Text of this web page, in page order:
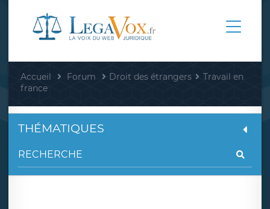
Accueil Forum Droit des étrangers
Travail en
france
THÉMATIQUES